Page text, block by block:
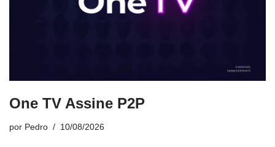
One TV Assine P2P
por Pedro 10/08/2026